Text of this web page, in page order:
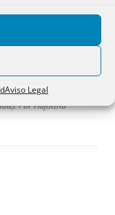
Aviso Legal
Por Hajotthu